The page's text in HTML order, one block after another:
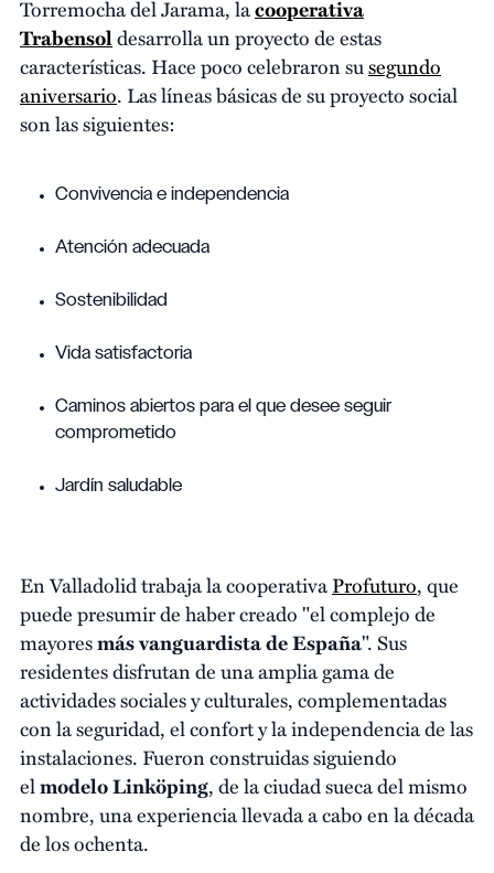
Torremocha del Jarama, lacooperativa
Trabensoldesarrolla un proyecto de estas
características. Hace poco celebraron susegundo
aniversario. Las líneas básicas de su proyecto social
son las siguientes:
Convivencia e independencia
Atención adecuada
Sostenibilidad
Vida satisfactoria
Caminos abiertos para el que desee seguir
comprometido
Jardín saludable
En Valladolid trabaja la cooperativaProfuturo, que
puede presumir de haber creado "el complejo de
mayoresmás vanguardistade España". Sus
residentes disfrutan de una amplia gama de
actividades sociales y culturales, complementadas
con la seguridad, el confort y la independencia de las
instalaciones. Fueron construidas siguiendo
elmodelo Linköping, de la ciudad sueca del mismo
nombre, una experiencia llevada a cabo en la década
de los ochenta.